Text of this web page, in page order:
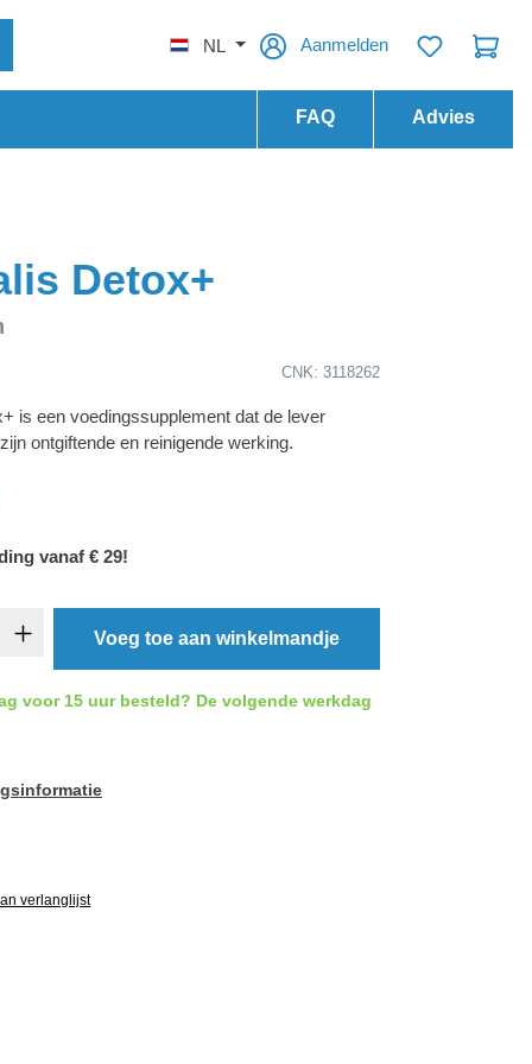
NL
Aanmelden
FAQ Advies
Detox+
CNK: 3118262
is een voedingssupplement dat de lever
ontgiftende en reinigende werking.
vanaf € 29!
Voer de gewenste
Voeg toe aan winkelmandje
voor 15 uur besteld? De volgende werkdag
verlanglijst